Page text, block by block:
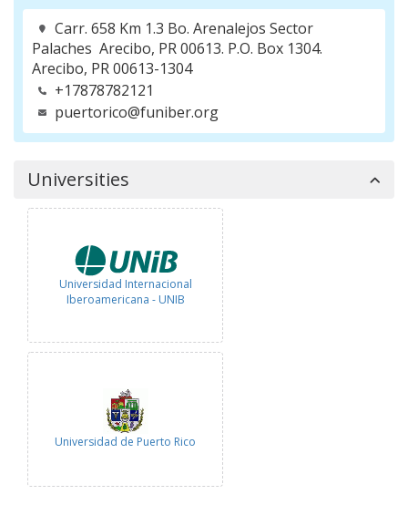
Carr. 658 Km 1.3 Bo. Arenalejos Sector
Palaches Arecibo, PR 00613. P.O. Box 1304.
Arecibo, PR 00613-1304
+17878782121
puertorico@funiber.org
Universities
Universidad Internacional
Iberoamericana - UNIB
Universidad de Puerto Rico